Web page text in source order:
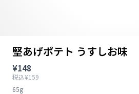
堅あげポテト うすしお味
¥148
税込¥159
65g